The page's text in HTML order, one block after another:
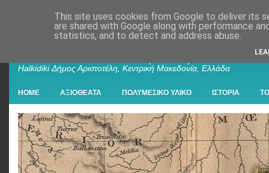
Παλαιοχώρι Χαλκιδικής
Halkidiki Δήμος Αριστοτέλη, Κεντρική Μακεδονία, Ελλάδα
HOME ΑΞΙΟΘΕΑΤΑ ΠΟΛΥΜΕΣΙΚΟ ΥΛΙΚΟ ΙΣΤΟΡΙΑ
This site uses cookies from Google to deliver its
are shared with Google along with performance
statistics, and to detect and address abuse.